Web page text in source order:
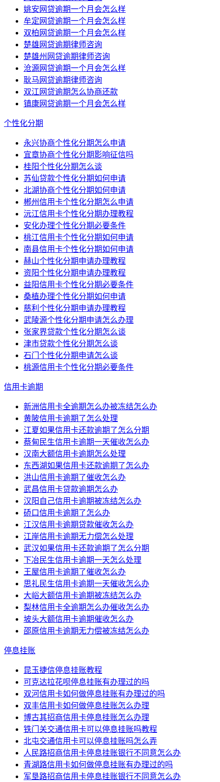
姚安网贷逾期一个月会怎么样
牟定网贷逾期一个月会怎么样
双柏网贷逾期一个月会怎么样
楚雄网贷逾期律师咨询
楚雄州网贷逾期律师咨询
沧源网贷逾期一个月会怎么样
耿马网贷逾期律师咨询
双江网贷逾期怎么协商还款
镇康网贷逾期一个月会怎么样
个性化分期
永兴协商个性化分期怎么申请
宜章协商个性化分期影响征信吗
桂阳个性化分期怎么谈
苏仙贷款个性化分期如何申请
北湖协商个性化分期如何申请
郴州信用卡个性化分期怎么申请
沅江信用卡个性化分期办理教程
安化办理个性化分期必要条件
桃江信用卡个性化分期如何申请
南县信用卡个性化分期如何申请
赫山个性化分期申请办理教程
资阳个性化分期申请办理教程
益阳信用卡个性化分期必要条件
桑植办理个性化分期如何申请
慈利个性化分期申请办理教程
武陵源个性化分期申请怎么办理
张家界贷款个性化分期怎么谈
津市贷款个性化分期怎么谈
石门个性化分期申请怎么谈
桃源信用卡个性化分期必要条件
信用卡逾期
新洲信用卡全逾期怎么办被冻结怎么办
黄陂信用卡逾期了怎么处理
江夏如果信用卡还款逾期了怎么分期
蔡甸民生信用卡逾期一天催收怎么办
汉南大额信用卡逾期怎么处理
东西湖如果信用卡还款逾期了怎么办
洪山信用卡逾期了催收怎么办
武昌信用卡贷款逾期怎么办
汉阳自己信用卡逾期被冻结怎么办
硚口信用卡逾期了怎么办
江汉信用卡逾期贷款催收怎么办
江岸信用卡逾期无力偿怎么处理
武汉如果信用卡还款逾期了怎么分期
下冶民生信用卡逾期一天怎么处理
王屋信用卡逾期了催收怎么办
思礼民生信用卡逾期一天催收怎么办
大峪大额信用卡逾期被冻结怎么办
梨林信用卡全逾期怎么办催收怎么办
坡头大额信用卡逾期催收怎么办
邵原信用卡逾期无力偿被冻结怎么办
停息挂账
昆玉捷信停息挂账教程
可克达拉花呗停息挂账有办理过的吗
双河信用卡如何做停息挂账有办理过的吗
双丰信用卡如何做停息挂账怎么办理
博古其招商信用卡停息挂账怎么办理
铁门关交通信用卡可以停息挂账吗教程
北屯交通信用卡可以停息挂账吗怎么弄
人民路招商信用卡停息挂账银行不同意怎么办
青湖路信用卡如何做停息挂账有办理过的吗
军垦路招商信用卡停息挂账银行不同意怎么办